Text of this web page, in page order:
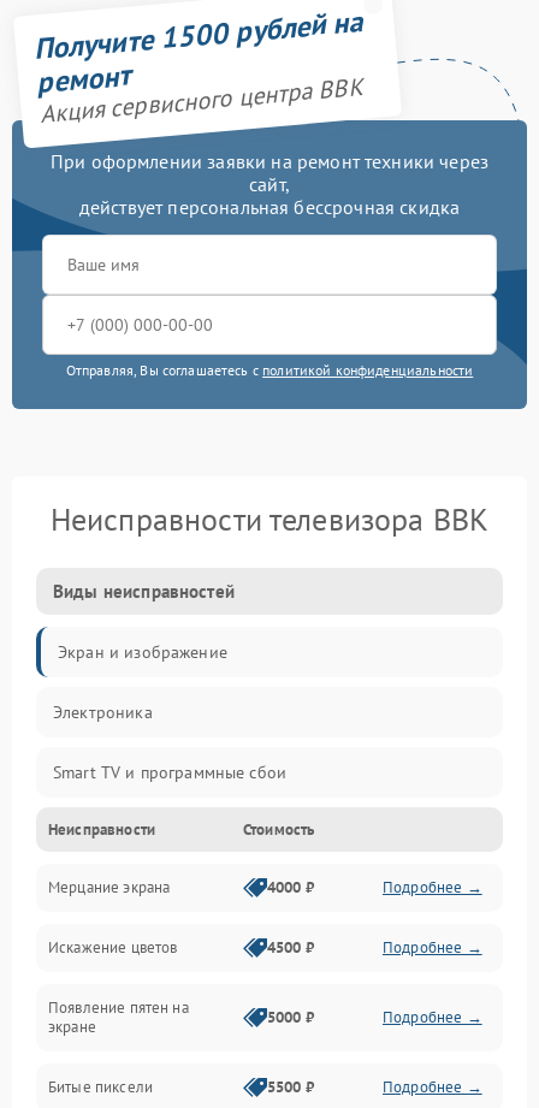
Получите 1500 рублей на
ремонт
Акция сервисного центра BBK
При оформлении заявки на ремонт техники через
сайт,
действует персональная бессрочная скидка
Отправляя, Вы соглашаетесь с политикой конфиденциальности
Неисправности телевизора BBK
Виды неисправностей
Экран и изображение
Электроника
Smart TV и программные сбои
Питание и запуск
Подсветка и LED-модули
Звук и аудиосистема
Сигнал и приём каналов
Неисправности Стоимость
Мерцание экрана 4000 ₽ Подробнее →
Искажение цветов 4500 ₽ Подробнее →
Появление пятен на
экране
5000 ₽ Подробнее →
Битые пиксели 5500 ₽ Подробнее →